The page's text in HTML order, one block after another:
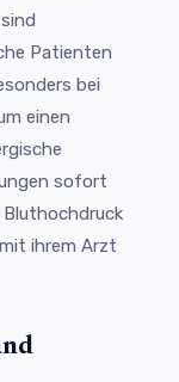
Patienten
bei
einen
sofort
Bluthochdruck
ihrem Arzt